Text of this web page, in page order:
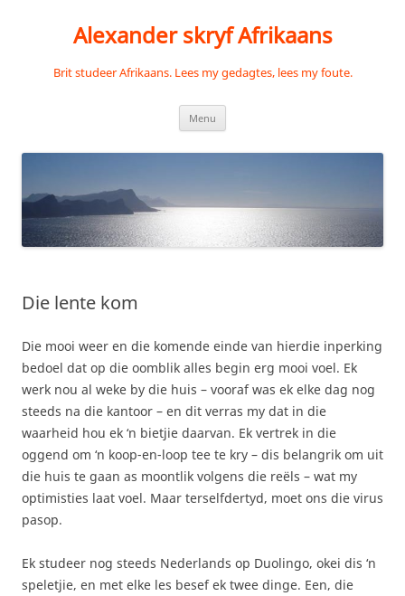
Alexander skryf Afrikaans
Brit studeer Afrikaans. Lees my gedagtes, lees my foute.
Menu
Die lente kom
Die mooi weer en die komende einde van hierdie inperking
bedoel dat op die oomblik alles begin erg mooi voel. Ek
werk nou al weke by die huis – vooraf was ek elke dag nog
steeds na die kantoor – en dit verras my dat in die
waarheid hou ek ‘n bietjie daarvan. Ek vertrek in die
oggend om ‘n koop-en-loop tee te kry – dis belangrik om uit
die huis te gaan as moontlik volgens die reëls – wat my
optimisties laat voel. Maar terselfdertyd, moet ons die virus
pasop.
Ek studeer nog steeds Nederlands op Duolingo, okei dis ‘n
speletjie, en met elke les besef ek twee dinge. Een, die